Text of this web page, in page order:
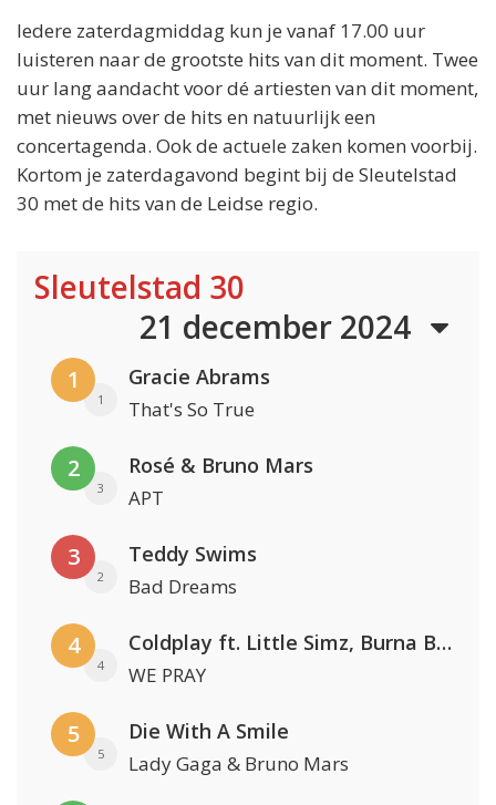
Iedere zaterdagmiddag kun je vanaf 17.00 uur
luisteren naar de grootste hits van dit moment. Twee
uur lang aandacht voor dé artiesten van dit moment,
met nieuws over de hits en natuurlijk een
concertagenda. Ook de actuele zaken komen voorbij.
Kortom je zaterdagavond begint bij de Sleutelstad
30 met de hits van de Leidse regio.
Sleutelstad 30
21 december 2024
1
1
Gracie Abrams
That's So True
2
3
Rosé & Bruno Mars
APT
3
2
Teddy Swims
Bad Dreams
4
4
Coldplay ft. Little Simz, Burna Boy, Elyanna & Tini
WE PRAY
5
5
Die With A Smile
Lady Gaga & Bruno Mars